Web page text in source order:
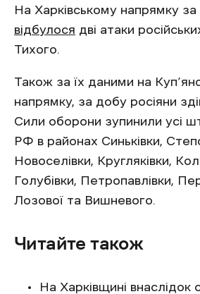
На Харківському напрямку
відбулося дві атаки
Тихого.
Також за їх даними на
напрямку, за добу росіяни
Сили оборони зупинили усі
РФ в районах Синьківки,
Новоселівки, Кругляківки,
Голубівки, Петропавлівки,
Лозової та Вишневого.
Читайте також
На Харківщині внаслідок